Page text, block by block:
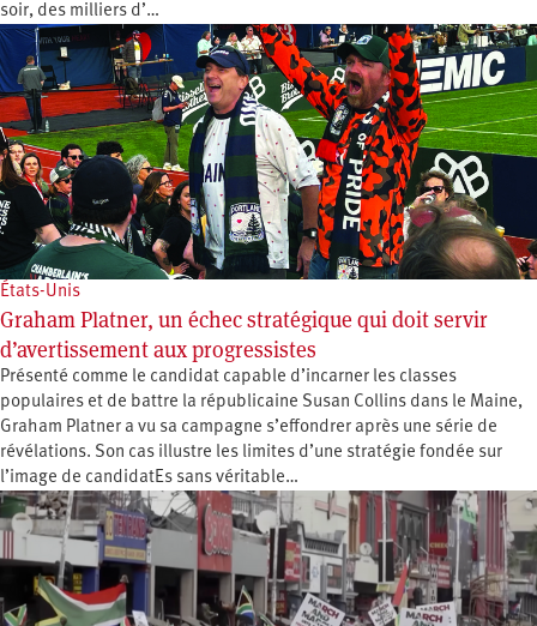
soir, des milliers d’…
États-Unis
Graham Platner, un échec stratégique qui doit servir
d’avertissement aux progressistes
Présenté comme le candidat capable d’incarner les classes
populaires et de battre la républicaine Susan Collins dans le Maine,
Graham Platner a vu sa campagne s’effondrer après une série de
révélations. Son cas illustre les limites d’une stratégie fondée sur
l’image de candidatEs sans véritable…